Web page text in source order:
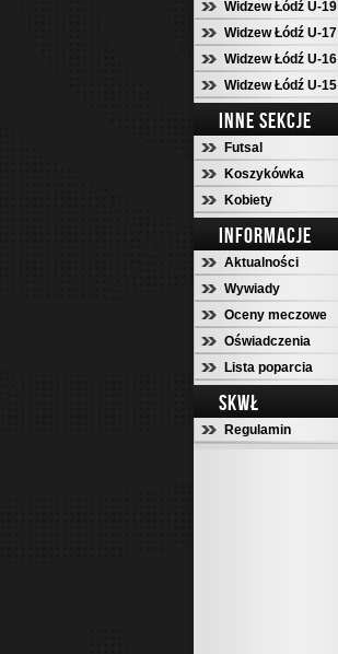
Widzew Łódź U-19
Widzew Łódź U-17
Widzew Łódź U-16
Widzew Łódź U-15
INNE SEKCJE
Futsal
Koszykówka
Kobiety
INFORMACJE
Aktualności
Wywiady
Oceny meczowe
Oświadczenia
Lista poparcia
SKWŁ
Regulamin